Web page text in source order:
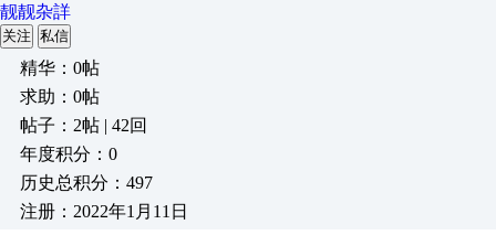
靓靓杂詳
关注 私信
精华：0帖
求助：0帖
帖子：2帖 | 42回
年度积分：0
历史总积分：497
注册：2022年1月11日